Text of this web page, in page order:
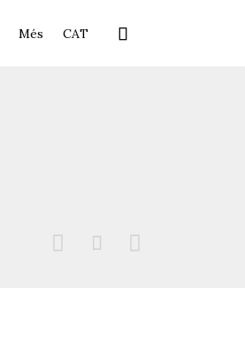
Més CAT 
  